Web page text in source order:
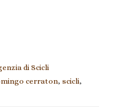
di Scicli
cerraton, scicli,